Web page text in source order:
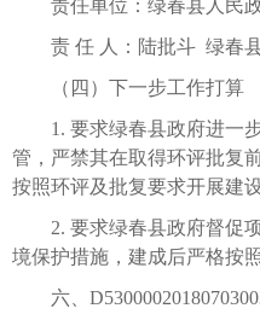
责任单位：绿春县人民
责 任 人：陆批斗 绿春县
（四）下一步工作打算
1. 要求绿春县政府进一步
管，严禁其在取得环评批复
按照环评及批复要求开展建设
2. 要求绿春县政府督促项
境保护措施，建成后严格按
六、